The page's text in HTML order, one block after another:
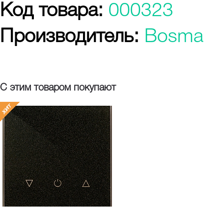
Код товара: 000323
Производитель: Bosma
С этим товаром покупают